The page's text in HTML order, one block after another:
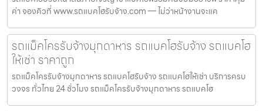
ค่า จองคิวที่ www.รถแบคโฮรับจ้าง.com — ไม่ว่าหน้างานจะแค
รถแม็คโครรับจ้างมุกดาหาร รถแบคโฮรับจ้าง รถแบคโฮ
ให้เช่า ราคาถูก
รถแม็คโครรับจ้างมุกดาหาร รถแบคโฮรับจ้าง รถแบคโฮให้เช่า บริการครบ
วงจร ทั่วไทย 24 ชั่วโมง รถแม็คโครรับจ้างมุกดาหาร รถแบคโฮ